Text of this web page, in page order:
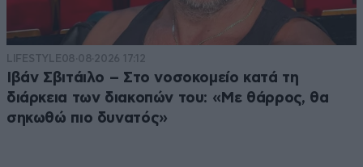
LIFESTYLE08·08·2026 17:12
Ιβάν Σβιτάιλο – Στο νοσοκομείο κατά τη
διάρκεια των διακοπών του: «Με θάρρος, θα
σηκωθώ πιο δυνατός»